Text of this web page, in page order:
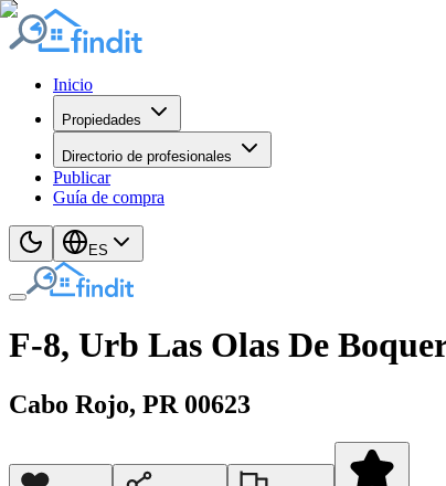
Inicio
Propiedades
Directorio de profesionales
Publicar
Guía de compra
ES
F-8, Urb Las Olas De
Cabo Rojo, PR 00623